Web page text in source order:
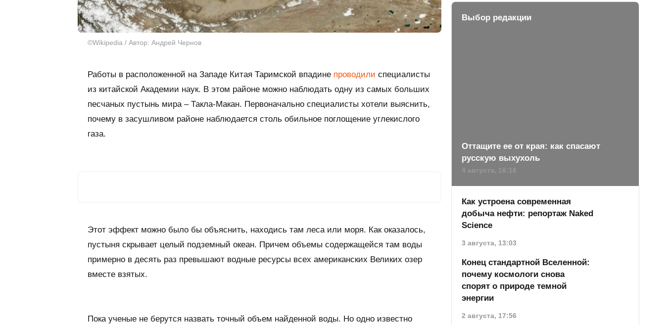
©Wikipedia / Автор: Андрей Чернов
Работы в расположенной на Западе Китая Таримской впадине проводили специалисты
из китайской Академии наук. В этом районе можно наблюдать одну из самых больших
песчаных пустынь мира – Такла-Макан. Первоначально специалисты хотели выяснить,
почему в засушливом районе наблюдается столь обильное поглощение углекислого
газа.
Этот эффект можно было бы объяснить, находись там леса или моря. Как оказалось,
пустыня скрывает целый подземный океан. Причем объемы содержащейся там воды
примерно в десять раз превышают водные ресурсы всех американских Великих озер
вместе взятых.
Пока ученые не берутся назвать точный объем найденной воды. Но одно известно
Выбор редакции
Оттащите ее от края: как спасают
русскую выхухоль
4 августа, 16:16
Как устроена современная
добыча нефти: репортаж Naked
Science
3 августа, 13:03
Конец стандартной Вселенной:
почему космологи снова
спорят о природе темной
энергии
2 августа, 17:56